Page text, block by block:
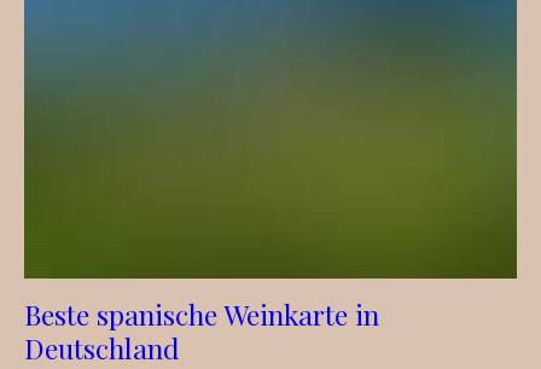
Beste spanische Weinkarte in
Deutschland